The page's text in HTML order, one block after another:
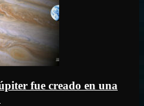
fue creado en una